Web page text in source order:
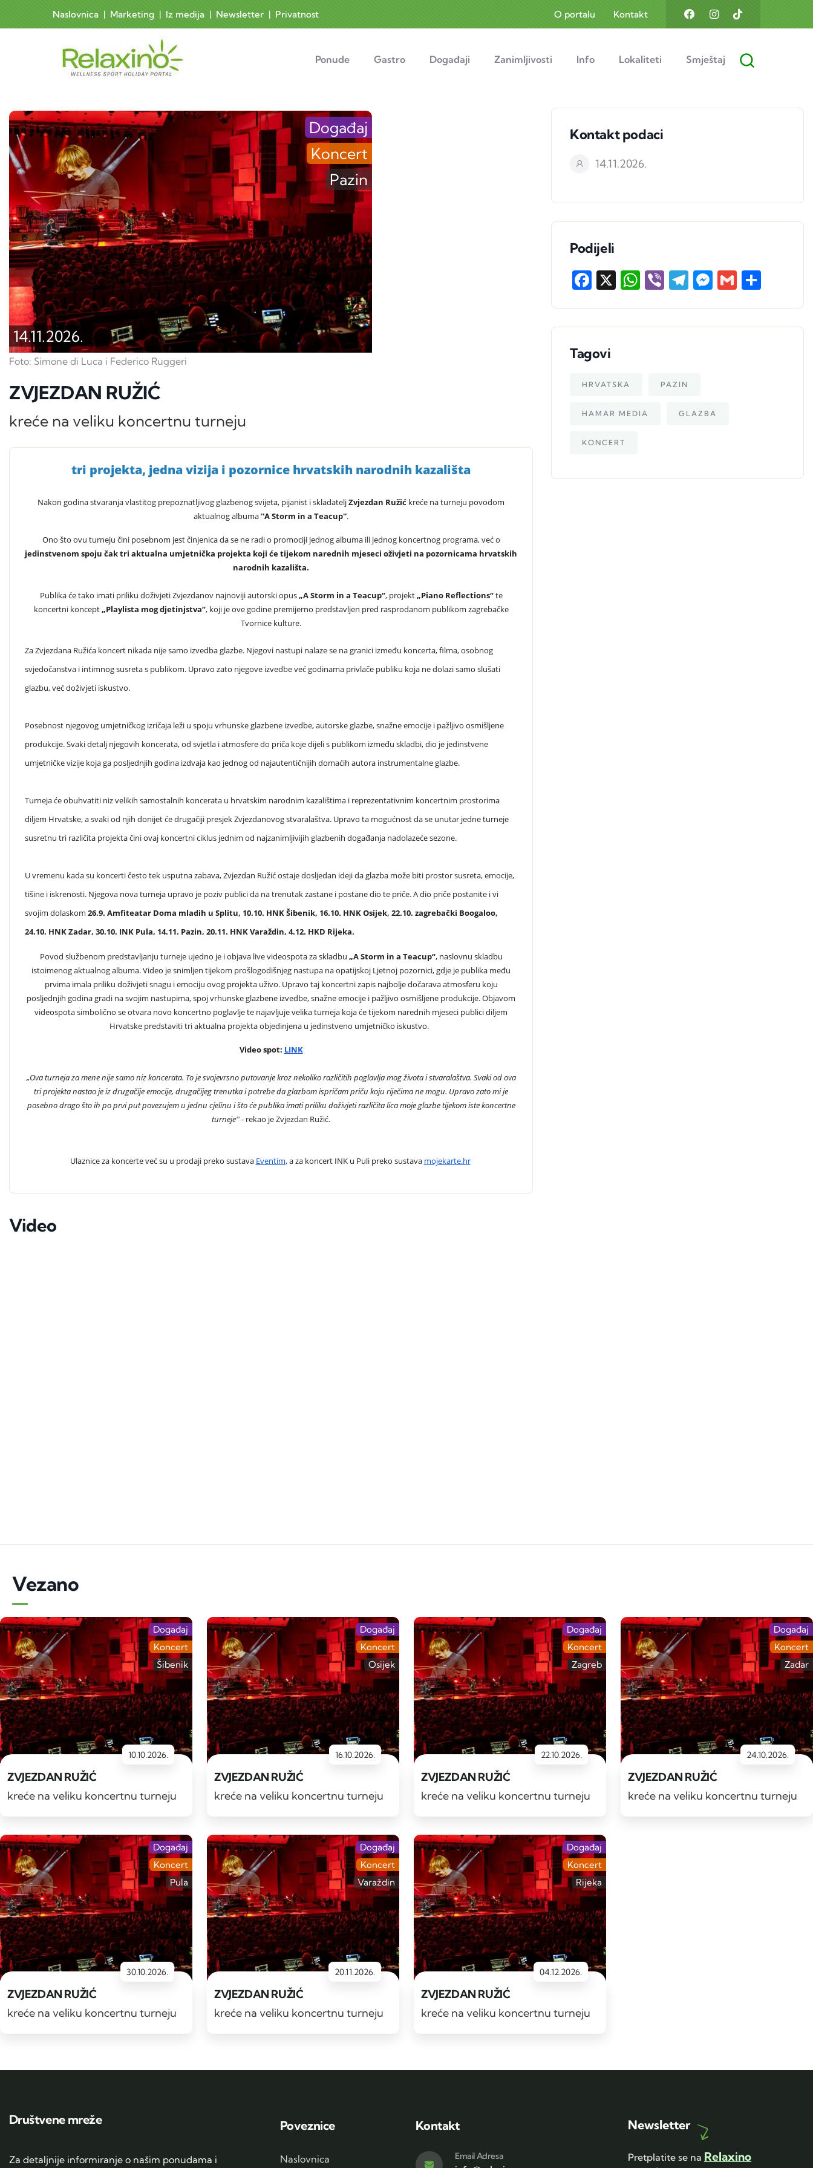
Skoči na glavni sadržaj
Naslovnica | Marketing | Iz medija | Newsletter | Privatnost O portalu Kontakt
Ponude Gastro Događaji Zanimljivosti Info Lokaliteti Smještaj
Foto: Simone di Luca i Federico Ruggeri
Događaj
Koncert
Pazin
14.11.2026.
ZVJEZDAN RUŽIĆ
kreće na veliku koncertnu turneju
tri projekta, jedna vizija i pozornice hrvatskih narodnih kazališta
Nakon godina stvaranja vlastitog prepoznatljivog glazbenog svijeta, pijanist i skladateljZvjezdan Ružić kreće na turneju povodom
aktualnog albuma''A Storm in a Teacup''.
Ono što ovu turneju čini posebnom jest činjenica da se ne radi o promociji jednog albuma ili jednog koncertnog programa, već o
jedinstvenom spoju čak tri aktualna umjetnička projekta koji će tijekom narednih mjeseci oživjeti na pozornicama hrvatskih
narodnih kazališta.
Publika će tako imati priliku doživjeti Zvjezdanov najnoviji autorski opus„A Storm in a Teacup“, projekt„Piano Reflections“te
koncertni koncept„Playlista mog djetinjstva“, koji je ove godine premijerno predstavljen pred rasprodanom publikom zagrebačke
Tvornice kulture.
Za Zvjezdana Ružića koncert nikada nije samo izvedba glazbe. Njegovi nastupi nalaze se na granici između koncerta, filma, osobnog
svjedočanstva i intimnog susreta s publikom. Upravo zato njegove izvedbe već godinama privlače publiku koja ne dolazi samo slušati
glazbu, već doživjeti iskustvo.
Posebnost njegovog umjetničkog izričaja leži u spoju vrhunske glazbene izvedbe, autorske glazbe, snažne emocije i pažljivo osmišljene
produkcije. Svaki detalj njegovih koncerata, od svjetla i atmosfere do priča koje dijeli s publikom između skladbi, dio je jedinstvene
umjetničke vizije koja ga posljednjih godina izdvaja kao jednog od najautentičnijih domaćih autora instrumentalne glazbe.
Turneja će obuhvatiti niz velikih samostalnih koncerata u hrvatskim narodnim kazalištima i reprezentativnim koncertnim prostorima
diljem Hrvatske, a svaki od njih donijet će drugačiji presjek Zvjezdanovog stvaralaštva. Upravo ta mogućnost da se unutar jedne turneje
susretnu tri različita projekta čini ovaj koncertni ciklus jednim od najzanimljivijih glazbenih događanja nadolazeće sezone.
U vremenu kada su koncerti često tek usputna zabava, Zvjezdan Ružić ostaje dosljedan ideji da glazba može biti prostor susreta, emocije,
tišine i iskrenosti. Njegova nova turneja upravo je poziv publici da na trenutak zastane i postane dio te priče. A dio priče postanite i vi
svojim dolaskom 26.9. Amfiteatar Doma mladih u Splitu, 10.10. HNK Šibenik, 16.10. HNK Osijek, 22.10. zagrebački Boogaloo,
24.10. HNK Zadar, 30.10. INK Pula, 14.11. Pazin, 20.11. HNK Varaždin, 4.12. HKD Rijeka.
Povod službenom predstavljanju turneje ujedno je i objava live videospota za skladbu „A Storm in a Teacup“, naslovnu skladbu
istoimenog aktualnog albuma. Video je snimljen tijekom prošlogodišnjeg nastupa na opatijskoj Ljetnoj pozornici, gdje je publika među
prvima imala priliku doživjeti snagu i emociju ovog projekta uživo. Upravo taj koncertni zapis najbolje dočarava atmosferu koju
posljednjih godina gradi na svojim nastupima, spoj vrhunske glazbene izvedbe, snažne emocije i pažljivo osmišljene produkcije. Objavom
videospota simbolično se otvara novo koncertno poglavlje te najavljuje velika turneja koja će tijekom narednih mjeseci publici diljem
Hrvatske predstaviti tri aktualna projekta objedinjena u jedinstveno umjetničko iskustvo.
Video spot: LINK
„Ova turneja za mene nije samo niz koncerata. To je svojevrsno putovanje kroz nekoliko različitih poglavlja mog života i stvaralaštva. Svaki od ova
tri projekta nastao je iz drugačije emocije, drugačijeg trenutka i potrebe da glazbom ispričam priču koju riječima ne mogu. Upravo zato mi je
posebno drago što ih po prvi put povezujem u jednu cjelinu i što će publika imati priliku doživjeti različita lica moje glazbe tijekom iste koncertne
turneje''- rekao je Zvjezdan Ružić.
Ulaznice za koncerte već su u prodaji preko sustava Eventim, a za koncert INK u Puli preko sustava mojekarte.hr
Video
Kontakt podaci
14.11.2026.
Podijeli
Facebook
X WhatsApp
ViberTelegram
Messenger
Gmail
Tagovi
HRVATSKA PAZIN
HAMAR MEDIA GLAZBA
KONCERT
Vezano
10.10.2026.
ZVJEZDAN RUŽIĆ
kreće na veliku koncertnu turneju
Događaj
Koncert
Šibenik
16.10.2026.
ZVJEZDAN RUŽIĆ
kreće na veliku koncertnu turneju
Događaj
Koncert
Osijek
22.10.2026.
ZVJEZDAN RUŽIĆ
kreće na veliku koncertnu turneju
Događaj
Koncert
Zagreb
24.10.2026.
ZVJEZDAN RUŽIĆ
kreće na veliku koncertnu turneju
Događaj
Koncert
Zadar
30.10.2026.
ZVJEZDAN RUŽIĆ
kreće na veliku koncertnu turneju
Događaj
Koncert
Pula
20.11.2026.
ZVJEZDAN RUŽIĆ
kreće na veliku koncertnu turneju
Događaj
Koncert
Varaždin
04.12.2026.
ZVJEZDAN RUŽIĆ
kreće na veliku koncertnu turneju
Događaj
Koncert
Rijeka
Društvene mreže
Za detaljnije informiranje o našim ponudama i
Poveznice
Naslovnica
Kontakt
Email Adresa
Newsletter
Pretplatite se na Relaxino